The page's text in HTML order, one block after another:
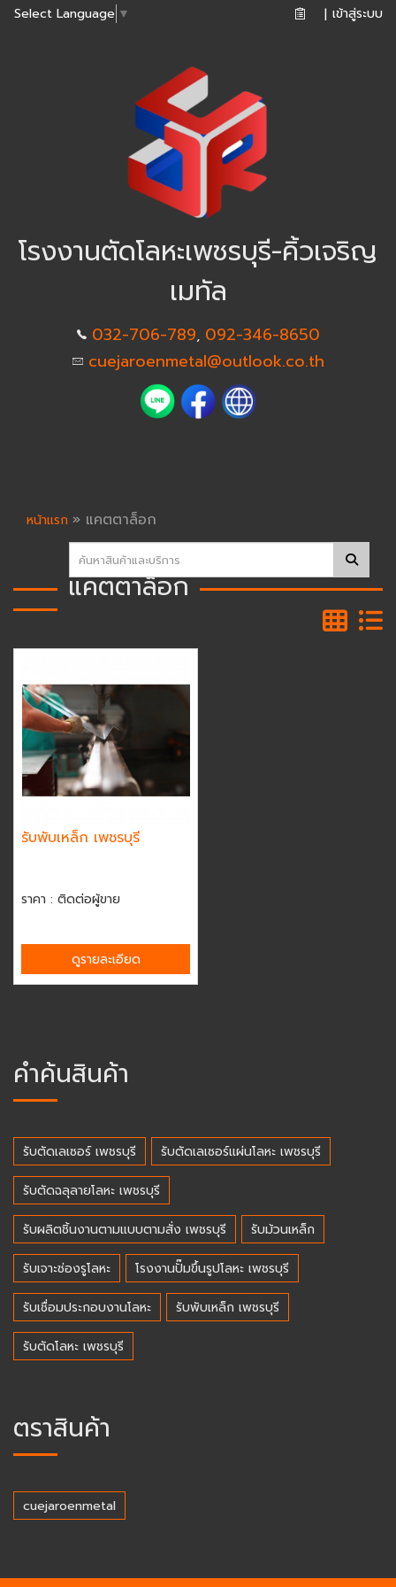
Select Language ▼ | เข้าสู่ระบบ
โรงงานตัดโลหะเพชรบุรี-คิ้วเจริญ
เมทัล
032-706-789, 092-346-8650
cuejaroenmetal@outlook.co.th
หน้าแรก » แคตตาล็อก
แคตตาล็อก
รับพับเหล็ก เพชรบุรี
ราคา : ติดต่อผู้ขาย
ดูรายละเอียด
คำค้นสินค้า
รับตัดเลเซอร์ เพชรบุรี รับตัดเลเซอร์แผ่นโลหะ เพชรบุรี
รับตัดฉลุลายโลหะ เพชรบุรี
รับผลิตชิ้นงานตามแบบตามสั่ง เพชรบุรี รับม้วนเหล็ก
รับเจาะช่องรูโลหะ โรงงานปั๊มขึ้นรูปโลหะ เพชรบุรี
รับเชื่อมประกอบงานโลหะ รับพับเหล็ก เพชรบุรี
รับตัดโลหะ เพชรบุรี
ตราสินค้า
cuejaroenmetal